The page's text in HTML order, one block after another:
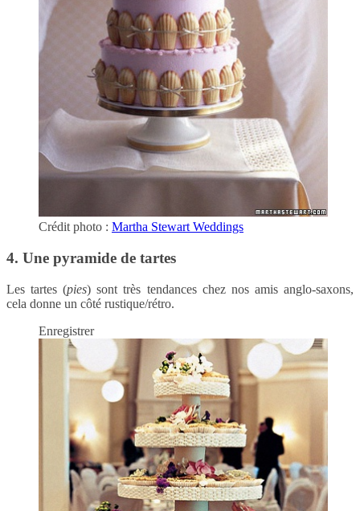
Crédit photo : Martha Stewart Weddings
4. Une pyramide de tartes
Les tartes (pies) sont très tendances chez nos amis anglo-saxons,
cela donne un côté rustique/rétro.
Enregistrer